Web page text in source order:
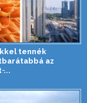
tennék
az
̵...